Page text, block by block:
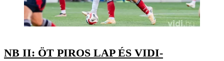
NB II: ÖT PIROS LAP ÉS VIDI-